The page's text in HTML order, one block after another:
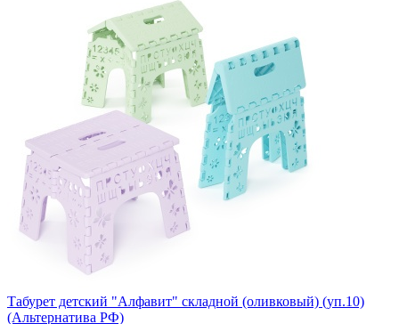
Табурет детский "Алфавит" складной (оливковый) (уп.10)
(Альтернатива РФ)